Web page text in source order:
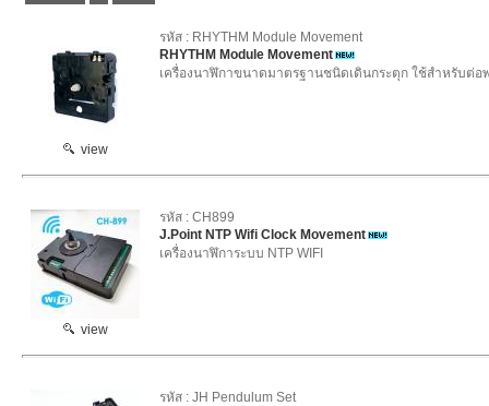
view
รหัส : RHYTHM Module Movement
RHYTHM Module Movement
เครื่องนาฬิกาขนาดมาตรฐานชนิดเดินกระตุก ใช้สำหรับต่
view
รหัส : CH899
J.Point NTP Wifi Clock Movement
เครื่องนาฬิการะบบ NTP WIFI
รหัส : JH Pendulum Set